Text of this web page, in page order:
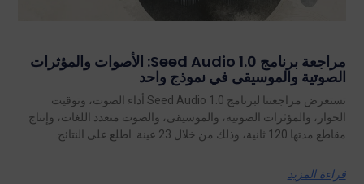
مراجعة برنامج Seed Audio 1.0: الأصوات والمؤثرات
الصوتية والموسيقى في نموذج واحد
تستعرض مراجعتنا لبرنامج Seed Audio 1.0 أداء الصوت، وتوقيت
الحوار، والمؤثرات الصوتية، والموسيقى، والصوت متعدد اللغات، وإنتاج
مقاطع مدتها 120 ثانية، وذلك من خلال 23 عينة. اطلع على النتائج.
قراءة المزيد